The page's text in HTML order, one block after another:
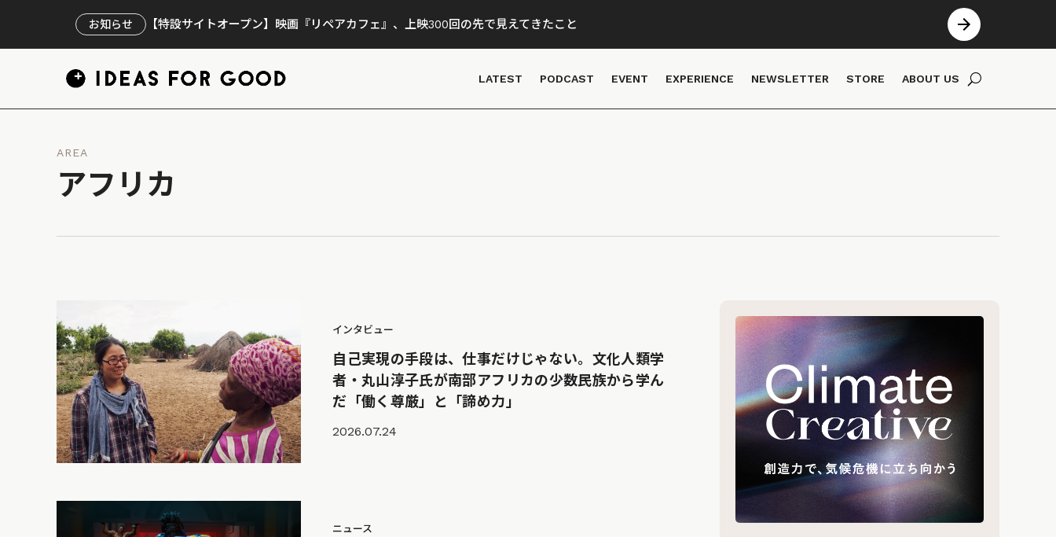
お知らせ 【特設サイトオープン】映画『リペアカフェ』、上映300回の先で見えてきたこと
LATEST PODCAST EVENT EXPERIENCE NEWSLETTER STORE ABOUT US
AREA
アフリカ
インタビュー
自己実現の手段は、仕事だけじゃない。文化人類学
者・丸山淳子氏が南部アフリカの少数民族から学ん
だ「働く尊厳」と「諦め力」
2026.07.24
ニュース